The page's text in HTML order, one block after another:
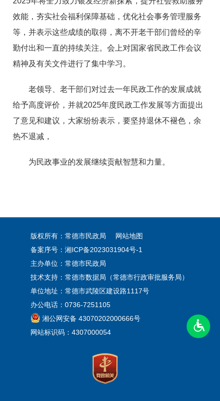
效能，夯实社会福利保障基础，优化社会事务管理服务
等，并表示这些成绩的取得，离不开老干部们曾经的辛
勤付出和一直的持续关注。会上对国家省民政工作会议
精神及有关文件进行了集中学习。
老领导、老干部们对过去一年民政工作的发展成就
给予高度评价，并就2025年度民政工作发展等方面提出
了意见和建议，大家纷纷表示，要坚持退休不褪色，余
热不退减，
为民政事业的发展继续贡献智慧和力量。
版权所有：常德市民政局
网站地图
备案序号： 湘ICP备2023031904号-1
主办单位：常德市民政局
技术支持：常德市数据局（常德市行政审批服务局）
单位地址：常德市武陵区建设路1117号
办公电话：0736-7251105
湘公网安备 43070202000666号
网站标识码：4307000054